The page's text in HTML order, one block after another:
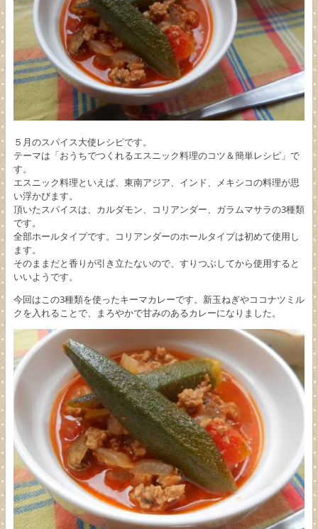
５月のスパイス大使レシピです。
テーマは「おうちでつくれるエスニック料理のコツ＆簡単レシピ」で
す。
エスニック料理といえば、東南アジア、インド、メキシコの料理が思
い浮かびます。
頂いたスパイスは、カルダモン、コリアンダー、ガラムマサラの3種類
です。
全部ホールタイプです。コリアンダーのホールタイプは初めて使用し
ます。
そのままだと香りが引き立たないので、すりつぶしてから使用すると
いいようです。
今回はこの3種類を使ったキーマカレーです。新玉ねぎやココナツミル
クを入れることで、まろやかで甘みのあるカレーになりました。